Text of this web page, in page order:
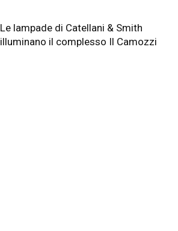
Le lampade di Catellani & Smith
illuminano il complesso Il Camozzi